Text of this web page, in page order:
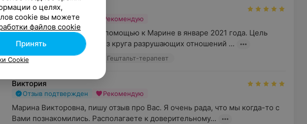
Викторовной длится 80 минут. Это дольше, чем обычная
В рамках сессии обсуждается причина обращения к
основной запрос, после чего психолог дает обратную связь.
по телефону.
Валерия
Отзыв подтвержден Рекомендую
Впервые я обратилась за помощью к Марине в январе 2021 года. Цель
понятна многим – выйти из круга разрушающих отношений ...
Чирцова М. В. - Психолог • Гештальт-терапевт
Виктория
Отзыв подтвержден Рекомендую
Марина Викторовна, пишу отзыв про Вас. Я очень рада, что мы когда-то с
Вами познакомились. Располагаете к доверительному...
о целях,
cookie вы можете
файлов cookie
Принять
Cookie